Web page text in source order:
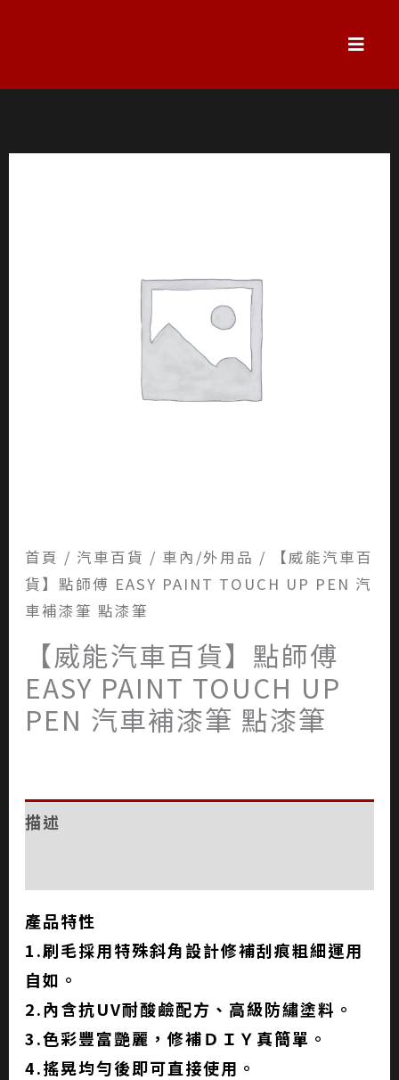
容
首頁 / 汽車百貨 / 車內/外用品 / 【威能汽車百
貨】點師傅 EASY PAINT TOUCH UP PEN 汽
車補漆筆 點漆筆
【威能汽車百貨】點師傅
EASY PAINT TOUCH UP
PEN 汽車補漆筆 點漆筆
描述
產品特性
1.刷毛採用特殊斜角設計修補刮痕粗細運用
自如。
2.內含抗UV耐酸鹼配方、高級防繡塗料。
3.色彩豐富艷麗，修補ＤＩＹ真簡單。
4.搖晃均勻後即可直接使用。